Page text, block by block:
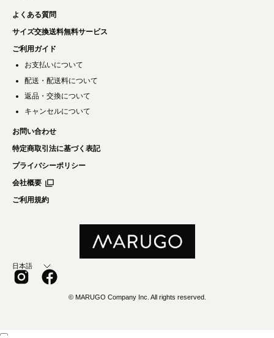
よくある質問
サイズ交換送料無料サービス
ご利用ガイド
お支払いについて
配送・配送料について
返品・交換について
キャンセルについて
お問い合わせ
特定商取引法に基づく表記
プライバシーポリシー
会社概要
ご利用規約
言
語
日本語
© MARUGO Company Inc. All rights reserved.